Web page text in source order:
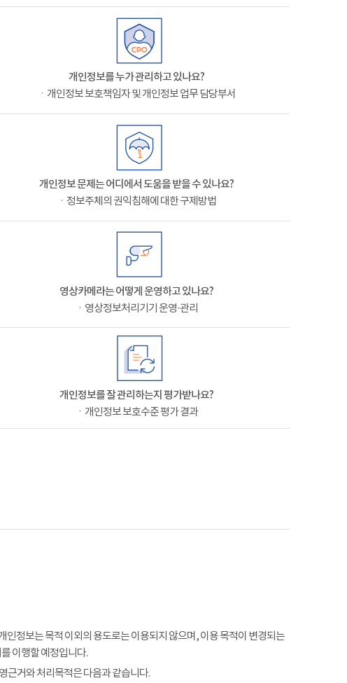
개인정보를 누가 관리하고 있나요?
ㆍ개인정보 보호책임자 및 개인정보 업무 담당부서
개인정보 문제는 어디에서 도움을 받을 수 있나요?
ㆍ정보주체의 권익침해에 대한 구제방법
영상카메라는 어떻게 운영하고 있나요?
ㆍ영상정보처리기기 운영·관리
개인정보를 잘 관리하는지 평가받나요?
ㆍ개인정보 보호수준 평가 결과
정보는 목적 이외의 용도로는 이용되지 않으며, 이용 목적이 변경되는
이행할 예정입니다.
근거와 처리목적은 다음과 같습니다.